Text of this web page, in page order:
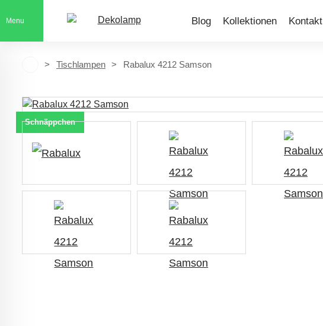
Menu Blog Kollektionen Kontakt
Tischlampen Rabalux 4212 Samson
Schnäppchen